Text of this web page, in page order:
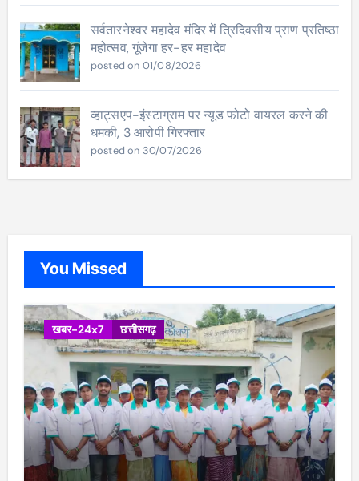
सर्वतारनेश्वर महादेव मंदिर में त्रिदिवसीय प्राण प्रतिष्ठा
महोत्सव, गूंजेगा हर-हर महादेव
posted on 01/08/2026
व्हाट्सएप-इंस्टाग्राम पर न्यूड फोटो वायरल करने की
धमकी, 3 आरोपी गिरफ्तार
posted on 30/07/2026
You Missed
खबर-24x7 छत्तीसगढ़